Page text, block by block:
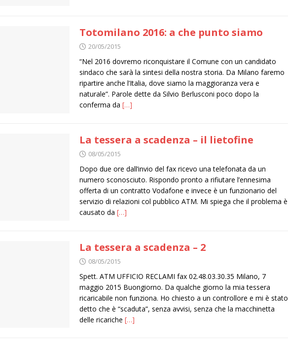
Totomilano 2016: a che punto siamo
20/05/2015
“Nel 2016 dovremo riconquistare il Comune con un candidato
sindaco che sarà la sintesi della nostra storia. Da Milano faremo
ripartire anche l’Italia, dove siamo la maggioranza vera e
naturale”. Parole dette da Silvio Berlusconi poco dopo la
conferma da […]
La tessera a scadenza – il lietofine
08/05/2015
Dopo due ore dall’invio del fax ricevo una telefonata da un
numero sconosciuto. Rispondo pronto a rifiutare l’ennesima
offerta di un contratto Vodafone e invece è un funzionario del
servizio di relazioni col pubblico ATM. Mi spiega che il problema è
causato da […]
La tessera a scadenza – 2
08/05/2015
Spett. ATM UFFICIO RECLAMI fax 02.48.03.30.35 Milano, 7
maggio 2015 Buongiorno. Da qualche giorno la mia tessera
ricaricabile non funziona. Ho chiesto a un controllore e mi è stato
detto che è “scaduta”, senza avvisi, senza che la macchinetta
delle ricariche […]